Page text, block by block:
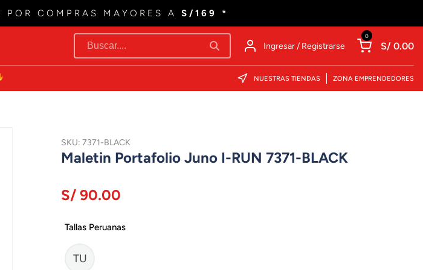
POR COMPRAS MAYORES A S/169 *
Ingresar / Registrarse
0
S/ 0.00
NUESTRAS TIENDAS ZONA EMPRENDEDORES
SKU: 7371-BLACK
Maletin Portafolio Juno I-RUN 7371-BLACK
S/ 90.00
Tallas Peruanas
TU